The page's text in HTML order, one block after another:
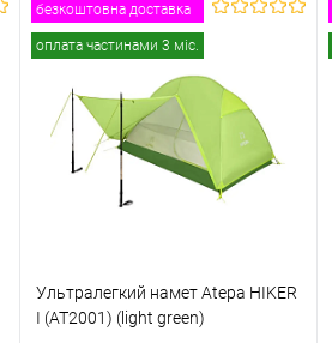
безкоштовна доставка
оплата частинами 3 міс.
Ультралегкий намет Atepa HIKER
I (AT2001) (light green)